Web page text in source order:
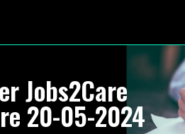
Jobs2Care
20-05-2024